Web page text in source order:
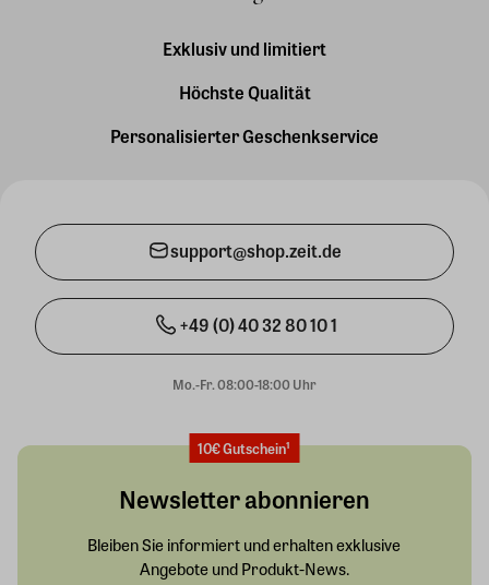
Exklusiv und limitiert
Höchste Qualität
Personalisierter Geschenkservice
support@shop.zeit.de
+49 (0) 40 32 80 10 1
Mo.-Fr. 08:00-18:00 Uhr
10€ Gutschein¹
Newsletter abonnieren
Bleiben Sie informiert und erhalten exklusive
Angebote und Produkt-News.